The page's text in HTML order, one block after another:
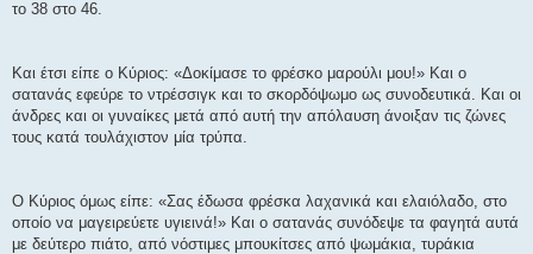
το 38 στο 46.
Και έτσι είπε ο Κύριος: «Δοκίμασε το φρέσκο μαρούλι μου!» Και ο
σατανάς εφεύρε το ντρέσσιγκ και το σκορδόψωμο ως συνοδευτικά. Και οι
άνδρες και οι γυναίκες μετά από αυτή την απόλαυση άνοιξαν τις ζώνες
τους κατά τουλάχιστον μία τρύπα.
Ο Κύριος όμως είπε: «Σας έδωσα φρέσκα λαχανικά και ελαιόλαδο, στο
οποίο να μαγειρεύετε υγιεινά!» Και ο σατανάς συνόδεψε τα φαγητά αυτά
με δεύτερο πιάτο, από νόστιμες μπουκίτσες από ψωμάκια, τυράκια